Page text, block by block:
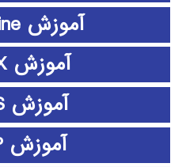
آموزش clementine
آموزش CPLEX
آموزش EDIUS
آموزش EMTP